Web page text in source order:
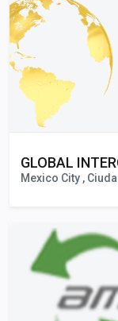
GLOBAL
Mexico City ,